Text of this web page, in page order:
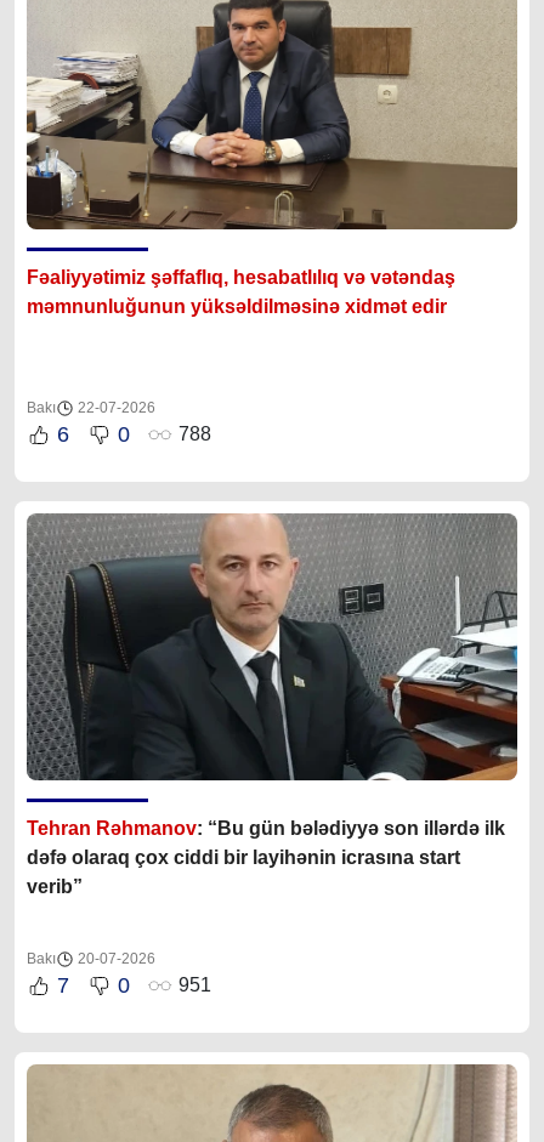
Fəaliyyətimiz şəffaflıq, hesabatlılıq və vətəndaş
məmnunluğunun yüksəldilməsinə xidmət edir
Bakı 22-07-2026
6 0 788
Tehran Rəhmanov: “Bu gün bələdiyyə son illərdə ilk
dəfə olaraq çox ciddi bir layihənin icrasına start
verib”
Bakı 20-07-2026
7 0 951